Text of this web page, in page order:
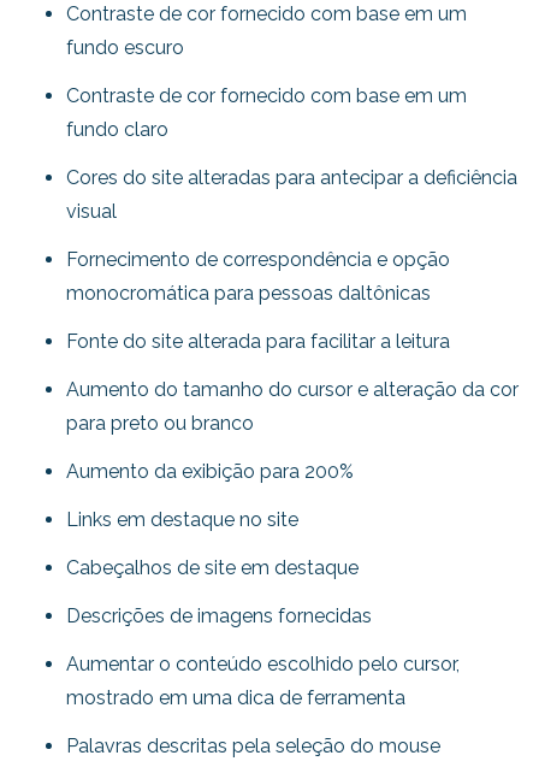
Contraste de cor fornecido com base em um
fundo escuro
Contraste de cor fornecido com base em um
fundo claro
Cores do site alteradas para antecipar a deficiência
visual
Fornecimento de correspondência e opção
monocromática para pessoas daltônicas
Fonte do site alterada para facilitar a leitura
Aumento do tamanho do cursor e alteração da cor
para preto ou branco
Aumento da exibição para 200%
Links em destaque no site
Cabeçalhos de site em destaque
Descrições de imagens fornecidas
Aumentar o conteúdo escolhido pelo cursor,
mostrado em uma dica de ferramenta
Palavras descritas pela seleção do mouse